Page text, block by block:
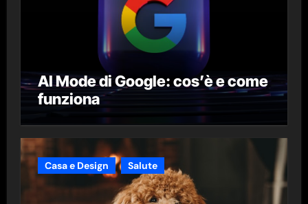
AI Mode di Google: cos’è e come
funziona
Casa e Design Salute